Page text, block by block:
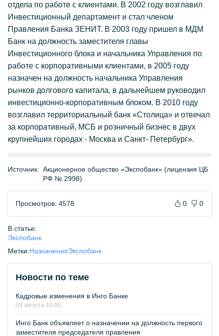
отдела по работе с клиентами. В 2002 году возглавил
Инвестиционный департамент и стал членом
Правления Банка ЗЕНИТ. В 2003 году пришел в МДМ
Банк на должность заместителя главы
Инвестиционного блока и начальника Управления по
работе с корпоративными клиентами, в 2005 году
назначен на должность начальника Управления
рынков долгового капитала, в дальнейшем руководил
инвестиционно-корпоративным блоком. В 2010 году
возглавил территориальный банк «Столица» и отвечал
за корпоративный, МСБ и розничный бизнес в двух
крупнейших городах - Москва и Санкт- Петербург».
Источник: Акционерное общество «Экспобанк» (лицензия ЦБ
РФ № 2998)
Просмотров: 4578 0 0
В статье:
Экспобанк
Метки:НазначенияЭкспобанк
Новости по теме
Кадровые изменения в Инго Банке
03 августа 10:00
Инго Банк объявляет о назначении на должность первого
заместителя председателя правления